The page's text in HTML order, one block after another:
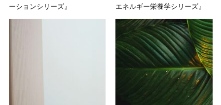
ーションシリーズ』
エネルギー栄養学シリーズ』